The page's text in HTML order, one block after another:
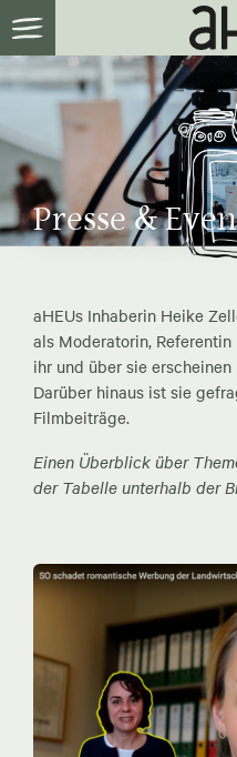
Presse &
aHEUs Inhaberin Heike
als Moderatorin,
ihr und über sie
Darüber hinaus ist sie
Filmbeiträge.
Einen Überblick über
der Tabelle unterhalb der